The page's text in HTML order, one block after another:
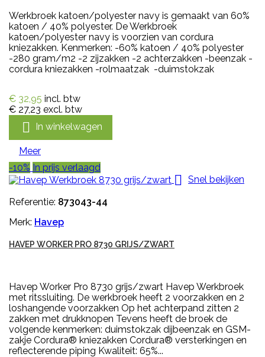
Werkbroek katoen/polyester navy is gemaakt van 60%
katoen / 40% polyester. De Werkbroek
katoen/polyester navy is voorzien van cordura
kniezakken. Kenmerken: -60% katoen / 40% polyester
-280 gram/m2 -2 zijzakken -2 achterzakken -beenzak -
cordura kniezakken -rolmaatzak -duimstokzak
€ 32,95 incl. btw
€ 27,23 excl. btw
 In winkelwagen
Meer
-10% In prijs verlaagd
 Snel bekijken
Referentie: 873043-44
Merk: Havep
HAVEP WORKER PRO 8730 GRIJS/ZWART
Havep Worker Pro 8730 grijs/zwart Havep Werkbroek
met ritssluiting. De werkbroek heeft 2 voorzakken en 2
loshangende voorzakken Op het achterpand zitten 2
zakken met drukknopen Tevens heeft de broek de
volgende kenmerken: duimstokzak dijbeenzak en GSM-
zakje Cordura® kniezakken Cordura® versterkingen en
reflecterende piping Kwaliteit: 65%...